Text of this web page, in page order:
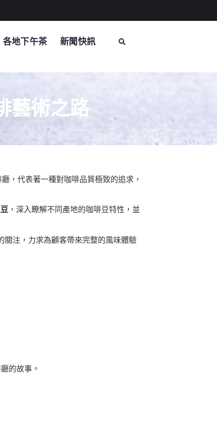
各地下午茶 新聞快訊
藝術之路
廳，代表著一種對咖啡品質極致的追求，
，深入瞭解不同產地的咖啡豆特性，並
關注，力求為顧客帶來完整的風味體驗
的故事。